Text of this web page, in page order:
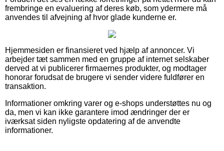
frembringe en evaluering af deres køb, som ydermere må
anvendes til afvejning af hvor glade kunderne er.
Hjemmesiden er finansieret ved hjælp af annoncer. Vi
arbejder tæt sammen med en gruppe af internet selskaber
derved at vi publicerer firmaernes produkter, og modtager
honorar forudsat de brugere vi sender videre fuldfører en
transaktion.
Informationer omkring varer og e-shops understøttes nu og
da, men vi kan ikke garantere imod ændringer der er
iværksat siden nyligste opdatering af de anvendte
informationer.